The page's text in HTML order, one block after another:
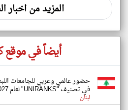
المزيد من اخبار
أيضاً في موقع
حضور عالمي وعربي للجامعات
في تصنيف "UNIRANKS" لعام 2027
لبنان